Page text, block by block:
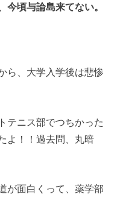
今頃与論島来てない。
ら、大学入学後は悲惨
テニス部でつちかった
よ！！過去問、丸暗
が面白くって、薬学部